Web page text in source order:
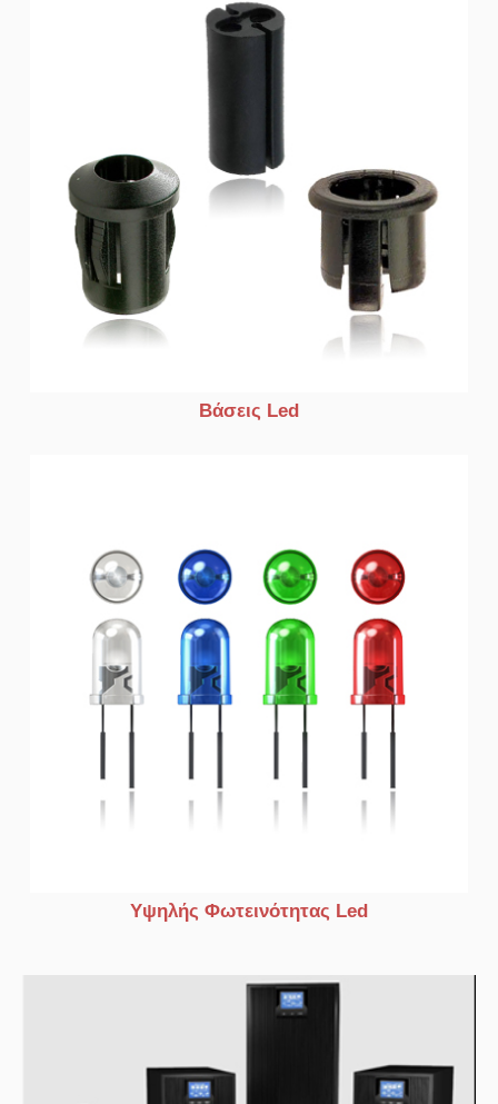
Βάσεις Led
Υψηλής Φωτεινότητας Led